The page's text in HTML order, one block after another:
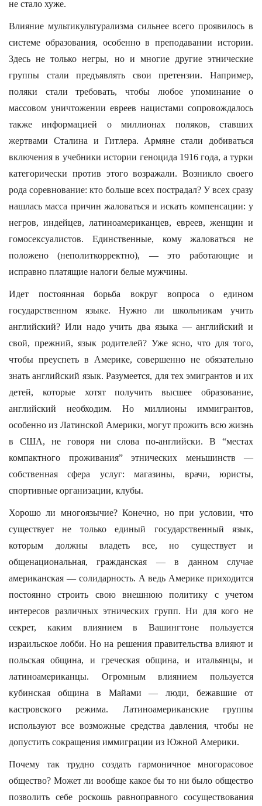
не стало хуже.
Влияние мультикультурализма сильнее всего проявилось в
системе образования, особенно в преподавании истории.
Здесь не только негры, но и многие другие этнические
группы стали предъявлять свои претензии. Например,
поляки стали требовать, чтобы любое упоминание о
массовом уничтожении евреев нацистами сопровождалось
также информацией о миллионах поляков, ставших
жертвами Сталина и Гитлера. Армяне стали добиваться
включения в учебники истории геноцида 1916 года, а турки
категорически против этого возражали. Возникло своего
рода соревнование: кто больше всех пострадал? У всех сразу
нашлась масса причин жаловаться и искать компенсации: у
негров, индейцев, латиноамериканцев, евреев, женщин и
гомосексуалистов. Единственные, кому жаловаться не
положено (неполиткорректно), — это работающие и
исправно платящие налоги белые мужчины.
Идет постоянная борьба вокруг вопроса о едином
государственном языке. Нужно ли школьникам учить
английский? Или надо учить два языка — английский и
свой, прежний, язык родителей? Уже ясно, что для того,
чтобы преуспеть в Америке, совершенно не обязательно
знать английский язык. Разумеется, для тех эмигрантов и их
детей, которые хотят получить высшее образование,
английский необходим. Но миллионы иммигрантов,
особенно из Латинской Америки, могут прожить всю жизнь
в США, не говоря ни слова по-английски. В “местах
компактного проживания” этнических меньшинств —
собственная сфера услуг: магазины, врачи, юристы,
спортивные организации, клубы.
Хорошо ли многоязычие? Конечно, но при условии, что
существует не только единый государственный язык,
которым должны владеть все, но существует и
общенациональная, гражданская — в данном случае
американская — солидарность. А ведь Америке приходится
постоянно строить свою внешнюю политику с учетом
интересов различных этнических групп. Ни для кого не
секрет, каким влиянием в Вашингтоне пользуется
израильское лобби. Но на решения правительства влияют и
польская община, и греческая община, и итальянцы, и
латиноамериканцы. Огромным влиянием пользуется
кубинская община в Майами — люди, бежавшие от
кастровского режима. Латиноамериканские группы
используют все возможные средства давления, чтобы не
допустить сокращения иммиграции из Южной Америки.
Почему так трудно создать гармоничное многорасовое
общество? Может ли вообще какое бы то ни было общество
позволить себе роскошь равноправного сосуществования